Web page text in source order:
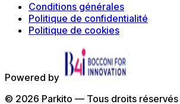
Conditions générales
Politique de confidentialité
Politique de cookies
Powered by
© 2026 Parkito — Tous droits réservés